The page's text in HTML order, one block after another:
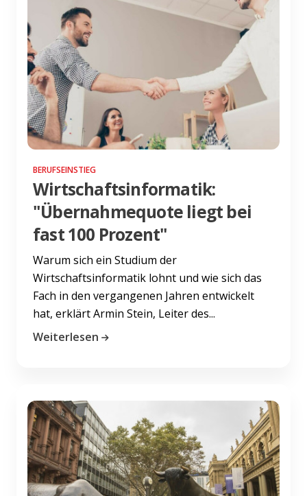
BERUFSEINSTIEG
Wirtschaftsinformatik:
"Übernahmequote liegt bei
fast 100 Prozent"
Warum sich ein Studium der
Wirtschaftsinformatik lohnt und wie sich das
Fach in den vergangenen Jahren entwickelt
hat, erklärt Armin Stein, Leiter des...
Weiterlesen